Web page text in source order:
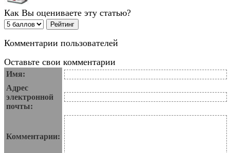
Как Вы оцениваете эту статью?
Комментарии пользователей
Оставьте свои комментарии
Имя:
Адрес
электронной
почты:
Комментарии: